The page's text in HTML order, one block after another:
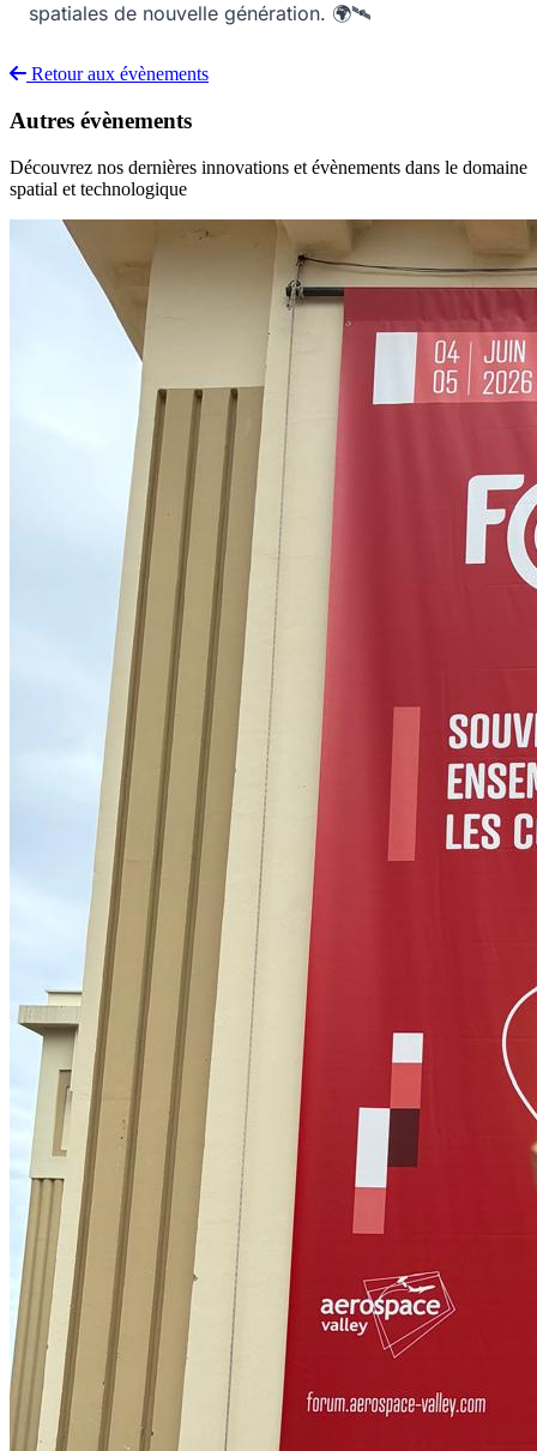
spatiales de nouvelle génération. 🌍🛰️
Retour aux évènements
Autres évènements
Découvrez nos dernières innovations et évènements dans le domaine
spatial et technologique